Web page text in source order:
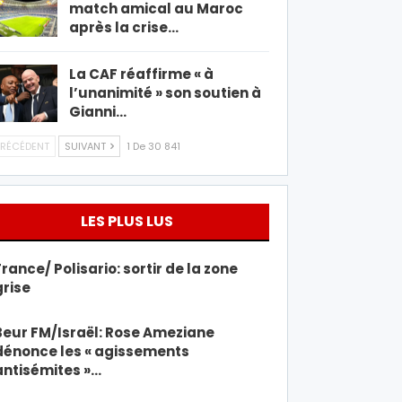
match amical au Maroc
après la crise…
La CAF réaffirme « à
l’unanimité » son soutien à
Gianni…
SUIVANT 1 De 30 841
LES PLUS LUS
Polisario: sortir de la zone
FM/Israël: Rose Ameziane
les « agissements
»…